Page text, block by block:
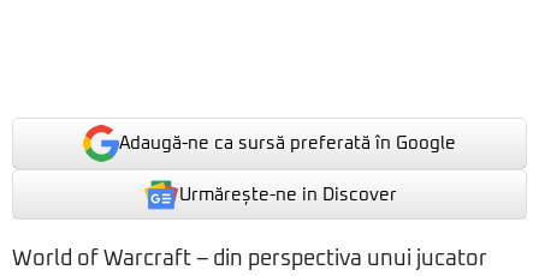
Adaugă-ne ca sursă preferată în Google
Urmărește-ne in Discover
World of Warcraft – din perspectiva unui jucator